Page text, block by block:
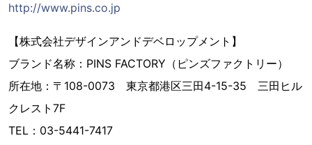
http://www.pins.co.jp
【株式会社デザインアンドデベロップメント】
ブランド名称：PINS FACTORY（ピンズファクトリー）
所在地：〒108-0073 東京都港区三田4-15-35 三田ヒル
クレスト7F
TEL：03-5441-7417